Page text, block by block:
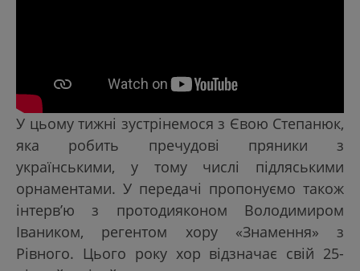
У цьому тижні зустрінемося з Євою Степанюк,
яка робить пречудові пряники з
українськими, у тому числі підляськими
орнаментами. У передачі пропонуємо також
інтерв’ю з протодияконом Володимиром
Іваником, регентом хору «Знамення» з
Рівного. Цього року хор відзначає свій 25-